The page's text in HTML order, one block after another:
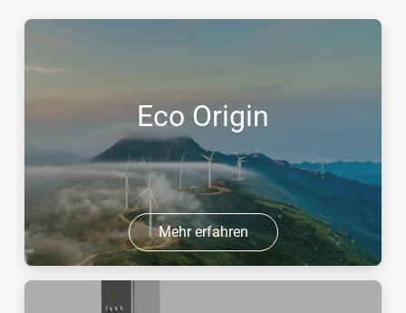
Eco Origin
Mehr erfahren